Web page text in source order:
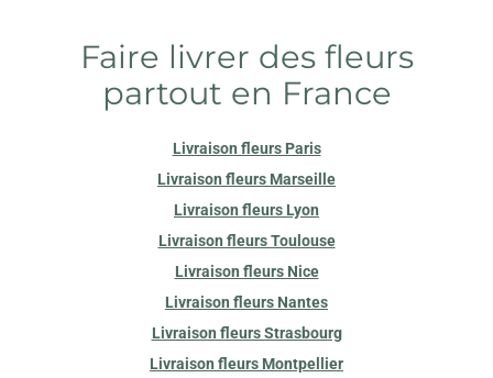
Faire livrer des fleurs
partout en France
Livraison fleurs Paris
Livraison fleurs Marseille
Livraison fleurs Lyon
Livraison fleurs Toulouse
Livraison fleurs Nice
Livraison fleurs Nantes
Livraison fleurs Strasbourg
Livraison fleurs Montpellier